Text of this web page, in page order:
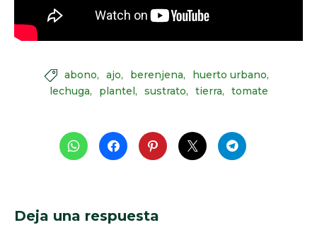
 abono ajo berenjena
huerto urbano
lechuga
plantel sustrato tierra tomate
Deja una respuesta